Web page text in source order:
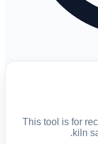
This tool is for
kiln